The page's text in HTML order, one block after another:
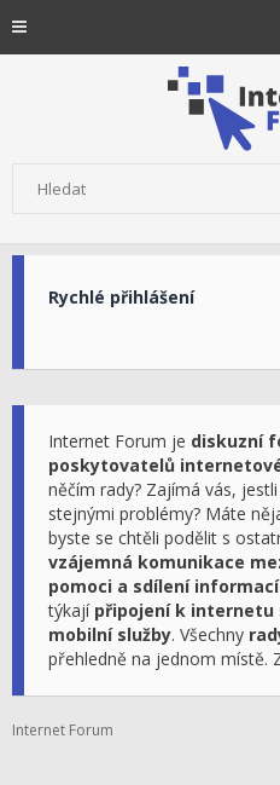
Rychlé přihlášení
Internet Forum je diskuzní
poskytovatelů
něčím rady? Zajímá vás,
stejnými problémy? Máte
byste se chtěli podělit s
vzájemná komunikace
pomoci a sdílení informací
týkají připojení k internetu
mobilní služby. Všechny
přehledně na jednom místě.
Internet Forum